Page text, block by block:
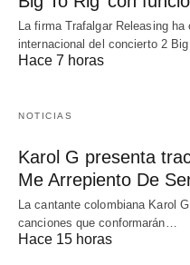
La firma Trafalgar Releasing
internacional del concierto 2
Hace 7 horas
NOTICIAS
Karol G presenta
Me Arrepiento De
La cantante colombiana Karol
canciones que conformarán…
Hace 15 horas